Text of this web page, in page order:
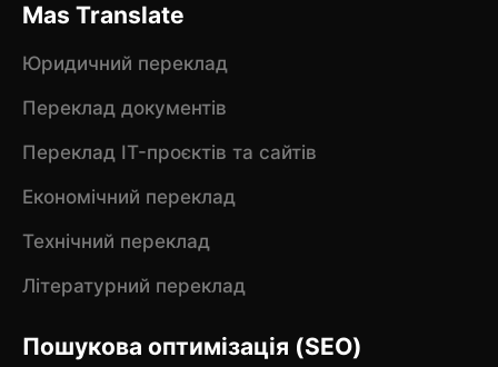
Mas Translate
Юридичний переклад
Переклад документів
Переклад IT-проєктів та сайтів
Економічний переклад
Технічний переклад
Літературний переклад
Пошукова оптимізація (SEO)